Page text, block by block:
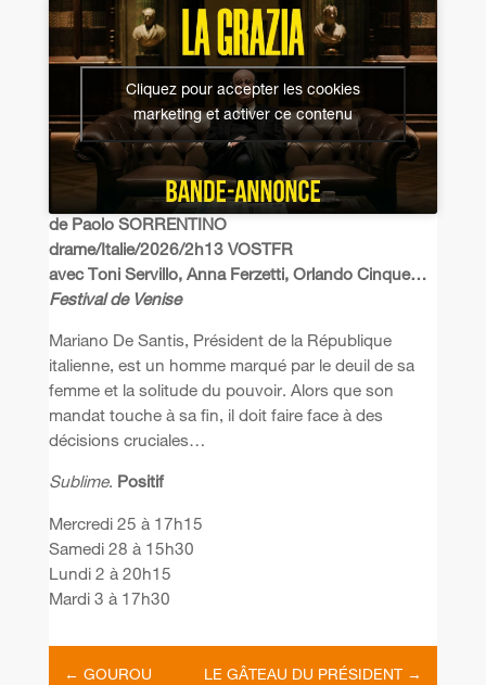
Cliquez pour accepter les cookies
marketing et activer ce contenu
de Paolo SORRENTINO
drame/Italie/2026/2h13 VOSTFR
avec Toni Servillo, Anna Ferzetti, Orlando Cinque…
Festival de Venise
Mariano De Santis, Président de la République
italienne, est un homme marqué par le deuil de sa
femme et la solitude du pouvoir. Alors que son
mandat touche à sa fin, il doit faire face à des
décisions cruciales…
Sublime. Positif
Mercredi 25 à 17h15
Samedi 28 à 15h30
Lundi 2 à 20h15
Mardi 3 à 17h30
← GOUROU LE GÂTEAU DU PRÉSIDENT →